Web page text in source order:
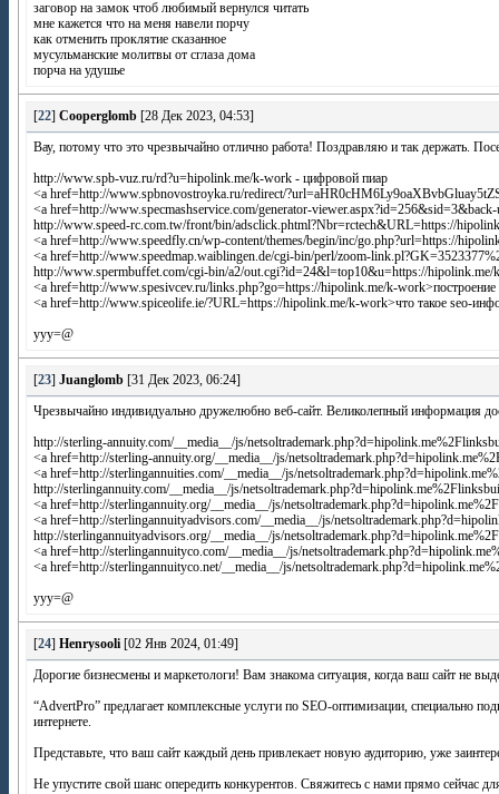
заговор на замок чтоб любимый вернулся читать
мне кажется что на меня навели порчу
как отменить проклятие сказанное
мусульманские молитвы от сглаза дома
порча на удушье
22 Cooperglomb [28 Дек 2023, 04:53]
Вау, потому что это чрезвычайно отлично работа! Поздравляю и так держать.
http://www.spb-vuz.ru/rd?u=hipolink.me/k-work - цифровой пиар
<a href=http://www.spbnovostroyka.ru/redirect/
<a href=http://www.specmashservice.com/generator-
http://www.speed-rc.com.tw/front/bin/adsclick.phtml?Nbr=rctech&URL=https://
<a href=http://www.speedfly.cn/wp-content/themes/begin/inc/go.php?url=https://
<a href=http://www.speedmap.waiblingen.de/cgi-bin/perl/zoom-
http://www.spermbuffet.com/cgi-bin/a2/out.cgi?id=24&l=top10&u=https://hipolink.me/
<a href=http://www.spesivcev.ru/links.php?go=https://hipolink.me/k-
<a href=http://www.spiceolife.ie/?URL=https://hipolink.me/k-work>что такое seo-
yyy=@
23 Juanglomb [31 Дек 2023, 06:24]
Чрезвычайно индивидуально дружелюбно веб-сайт. Великолепный информация
http://sterling-annuity.com/__media__/js/
<a href=http://sterling-annuity.org/__media__/js/
<a href=http://sterlingannuities.com/__media__/js/
http://sterlingannuity.com/__media__/js/
<a href=http://sterlingannuity.org/__media__/js/
<a href=http://sterlingannuityadvisors.com/__media__/js/
http://sterlingannuityadvisors.org/__media__/js/
<a href=http://sterlingannuityco.com/__media__/js/
<a href=http://sterlingannuityco.net/__media__/js/
yyy=@
24 Henrysooli [02 Янв 2024, 01:49]
Дорогие бизнесмены и маркетологи! Вам знакома ситуация, когда ваш сайт не
“AdvertPro” предлагает комплексные услуги по SEO-оптимизации, специально
интернете.
Представьте, что ваш сайт каждый день привлекает новую аудиторию, уже
Не упустите свой шанс опередить конкурентов. Свяжитесь с нами прямо сейчас